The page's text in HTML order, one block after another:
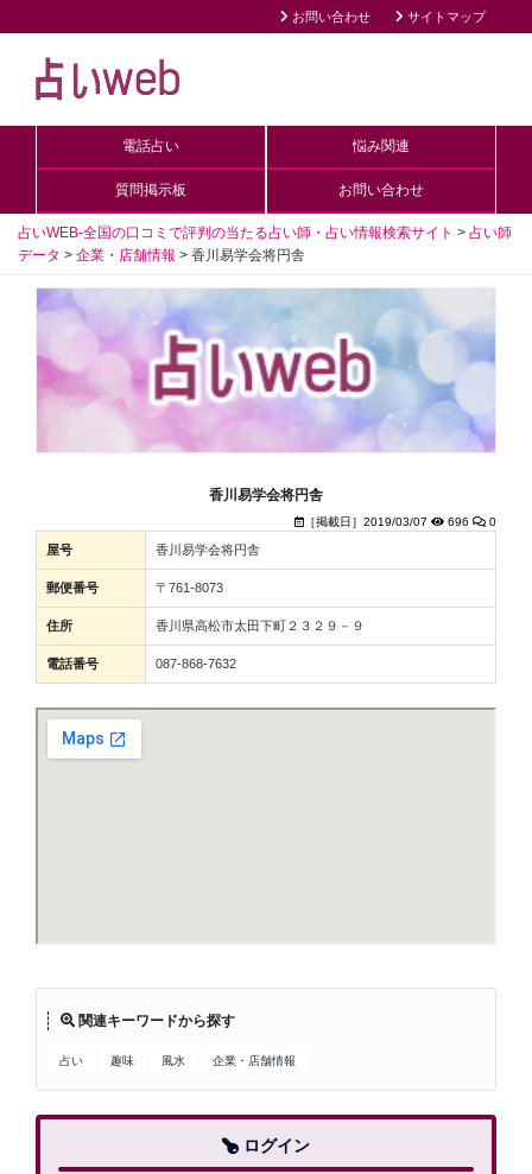
お問い合わせ サイトマップ
電話占い 悩み関連
質問掲示板 お問い合わせ
占いWEB-全国の口コミで評判の当たる占い師・占い情報検索サイト > 占い師
データ > 企業・店舗情報 > 香川易学会将円舎
香川易学会将円舎
［掲載日］2019/03/07 696 0
屋号 香川易学会将円舎
郵便番号 〒761-8073
住所 香川県高松市太田下町２３２９－９
電話番号 087-868-7632
関連キーワードから探す
占い 趣味 風水 企業・店舗情報
ログイン